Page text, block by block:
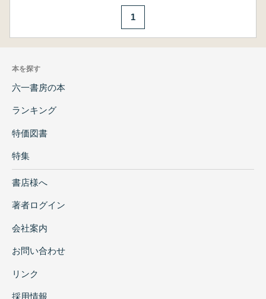
1
本を探す
六一書房の本
ランキング
特価図書
特集
書店様へ
著者ログイン
会社案内
お問い合わせ
リンク
採用情報